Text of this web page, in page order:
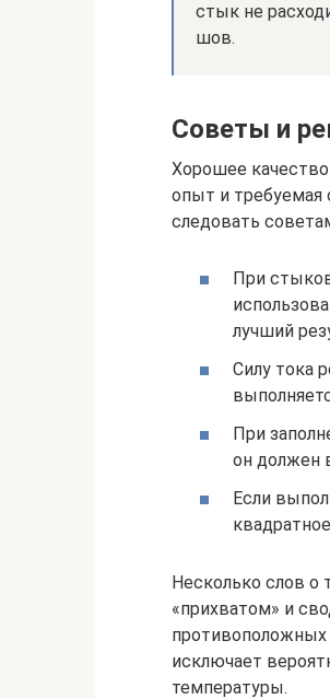
стык не
шов.
Советы и
Хорошее
опыт и требуемая
следовать
При
лучший
Силу тока
При
он должен
Если
Несколько слов о
«прихватом» и
противоположных
исключает
температуры.